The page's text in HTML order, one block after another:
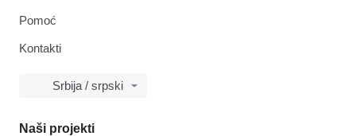
Pomoć
Kontakti
Srbija / srpski
Naši projekti